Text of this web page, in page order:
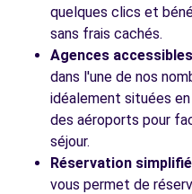
quelques clics et
sans frais cachés.
Agences
dans l'une de nos
idéalement situées
des aéroports pour
séjour.
Réservation
vous permet de